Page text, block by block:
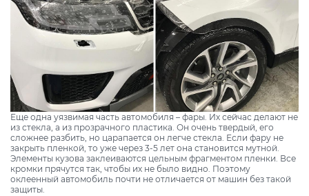
Еще одна уязвимая часть автомобиля – фары. Их сейчас делают не
из стекла, а из прозрачного пластика. Он очень твердый, его
сложнее разбить, но царапается он легче стекла. Если фару не
закрыть пленкой, то уже через 3-5 лет она становится мутной.
Элементы кузова заклеиваются цельным фрагментом пленки. Все
кромки прячутся так, чтобы их не было видно. Поэтому
оклеенный автомобиль почти не отличается от машин без такой
защиты.